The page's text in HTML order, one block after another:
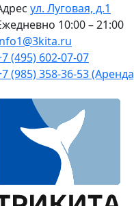
ул. Луговая, д.1
10:00 – 21:00
(495) 602-07-07
(985) 358-36-53